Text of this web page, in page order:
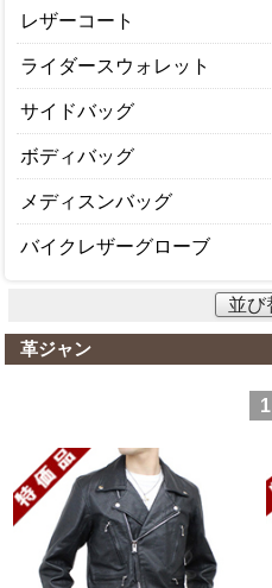
レザーコート
ライダースウォレット
サイドバッグ
ボディバッグ
メディスンバッグ
バイクレザーグローブ
並び
革ジャン
1